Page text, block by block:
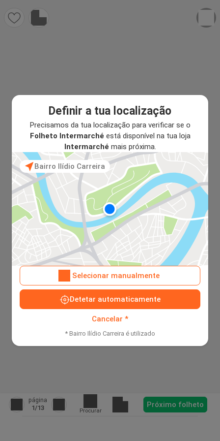
Definir a tua localização
Precisamos da tua localização para verificar se o
Folheto Intermarché está disponível na tua loja
Intermarché mais próxima.
Bairro Ilídio Carreira
Selecionar manualmente
Detetar automaticamente
Cancelar *
* Bairro Ilídio Carreira é utilizado
página
1/13 Procurar
Próximo folheto